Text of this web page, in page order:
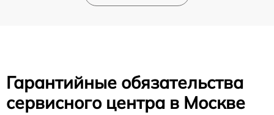
Гарантийные обязательства
сервисного центра в Москве